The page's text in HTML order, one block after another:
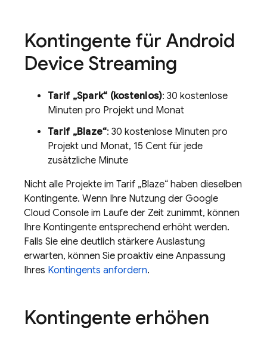
Kontingente für Android
Device Streaming
Tarif „Spark“ (kostenlos): 30 kostenlose
Minuten pro Projekt und Monat
Tarif „Blaze“: 30 kostenlose Minuten pro
Projekt und Monat, 15 Cent für jede
zusätzliche Minute
Nicht alle Projekte im Tarif „Blaze“ haben dieselben
Kontingente. Wenn Ihre Nutzung der Google
Cloud Console im Laufe der Zeit zunimmt, können
Ihre Kontingente entsprechend erhöht werden.
Falls Sie eine deutlich stärkere Auslastung
erwarten, können Sie proaktiv eine Anpassung
Ihres Kontingents anfordern.
Kontingente erhöhen